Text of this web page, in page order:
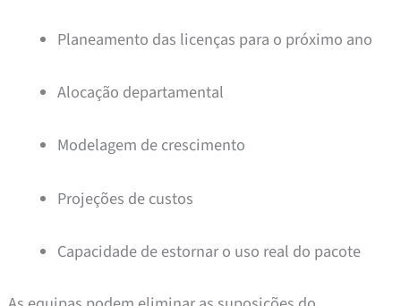
Planeamento das licenças para o próximo ano
Alocação departamental
Modelagem de crescimento
Projeções de custos
Capacidade de estornar o uso real do pacote